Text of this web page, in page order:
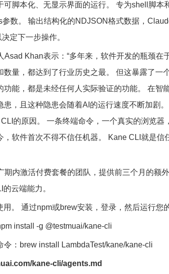
脚本化、无显示界面的运行。 专为shell脚本
数。 输出结构化的NDJSON格式数据，
定下一步操作。
Asad Khan表示：“多年来，软件开发的瓶颈在
量，都达到了行业历史之最。 但这暴露了一
能，都是未经任何人实际验证的功能。 在智
患，且这种隐患会随着AI的运行速度不断加剧
的原因。 一条终端命令，一个真实的浏览器
软件首次不得不信任机器。 Kane CLI就是信
期内激活付费套餐的团队，提供前三个月的额
云端能力。
。 通过npm或brew安装，登录，然后运行您
install -g @testmuai/kane-cli
令：brew install LambdaTest/kane/kane-cli
kane-cli/agents.md